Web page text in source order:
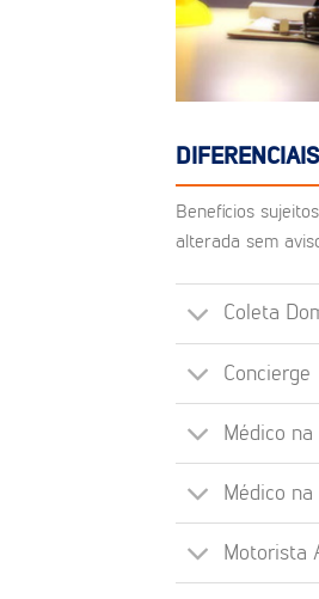
Benefícios
alterada sem
Coleta
Concierge
Médico na
Médico
Motorista